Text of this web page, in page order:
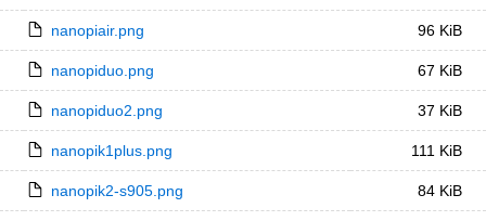
nanopiair.png 96 KiB
nanopiduo.png 67 KiB
nanopiduo2.png 37 KiB
nanopik1plus.png 111 KiB
nanopik2-s905.png 84 KiB